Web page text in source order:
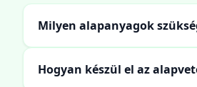
Milyen alapanyagok
Hogyan készül el az